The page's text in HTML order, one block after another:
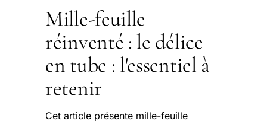
Mille-feuille
réinventé : le délice
en tube : l'essentiel à
retenir
Cet article présente mille-feuille